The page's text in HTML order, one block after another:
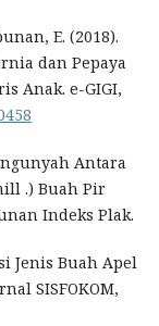
E. (2018).
dan Pepaya
Anak. e-GIGI,
Antara
.) Buah Pir
Indeks Plak.
Jenis Buah Apel
SISFOKOM,